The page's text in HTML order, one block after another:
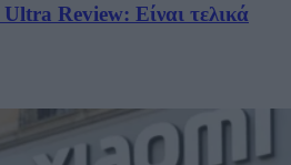
Review: Είναι τελικά